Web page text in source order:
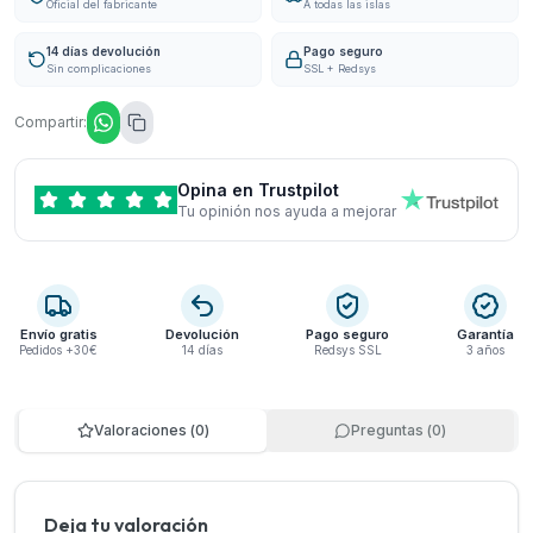
Oficial del fabricante A todas las islas
14 días devolución
Sin complicaciones
Pago seguro
SSL + Redsys
Compartir:
Opina en Trustpilot
Tu opinión nos ayuda a mejorar
Envío gratis
Pedidos +30€
Devolución
14 días
Pago seguro
Redsys SSL
Garantía
3 años
Valoraciones (0) Preguntas (0)
Deja tu valoración